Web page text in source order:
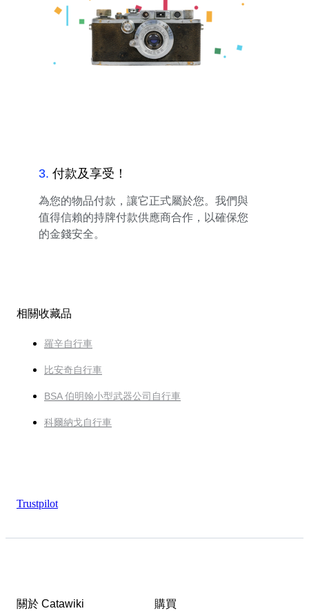
3. 付款及享受！
為您的物品付款，讓它正式屬於您。我們與
值得信賴的持牌付款供應商合作，以確保您
的金錢安全。
相關收藏品
羅辛自行車
比安奇自行車
BSA 伯明翰小型武器公司自行車
科爾納戈自行車
Trustpilot
關於 Catawiki 購買